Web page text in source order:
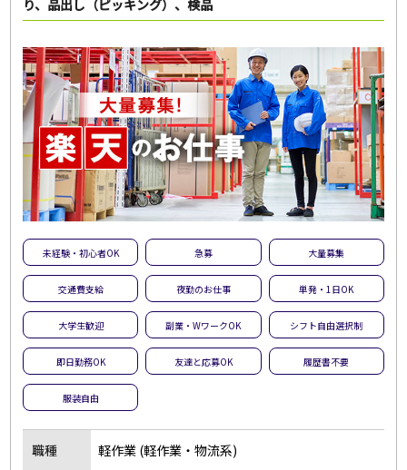
り、品出し（ピッキング）、検品
未経験・初心者OK 急募 大量募集
交通費支給 夜勤のお仕事 単発・1日OK
大学生歓迎 副業・WワークOK シフト自由選択制
即日勤務OK 友達と応募OK 履歴書不要
服装自由
職種 軽作業 (軽作業・物流系)